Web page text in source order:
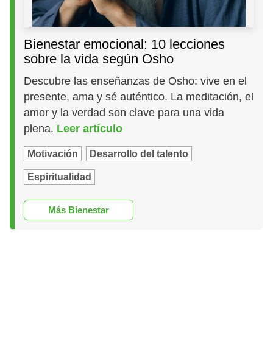
Bienestar emocional: 10 lecciones
sobre la vida según Osho
Descubre las enseñanzas de Osho: vive en el
presente, ama y sé auténtico. La meditación, el
amor y la verdad son clave para una vida
plena. Leer artículo
Motivación Desarrollo del talento
Espiritualidad
Más Bienestar